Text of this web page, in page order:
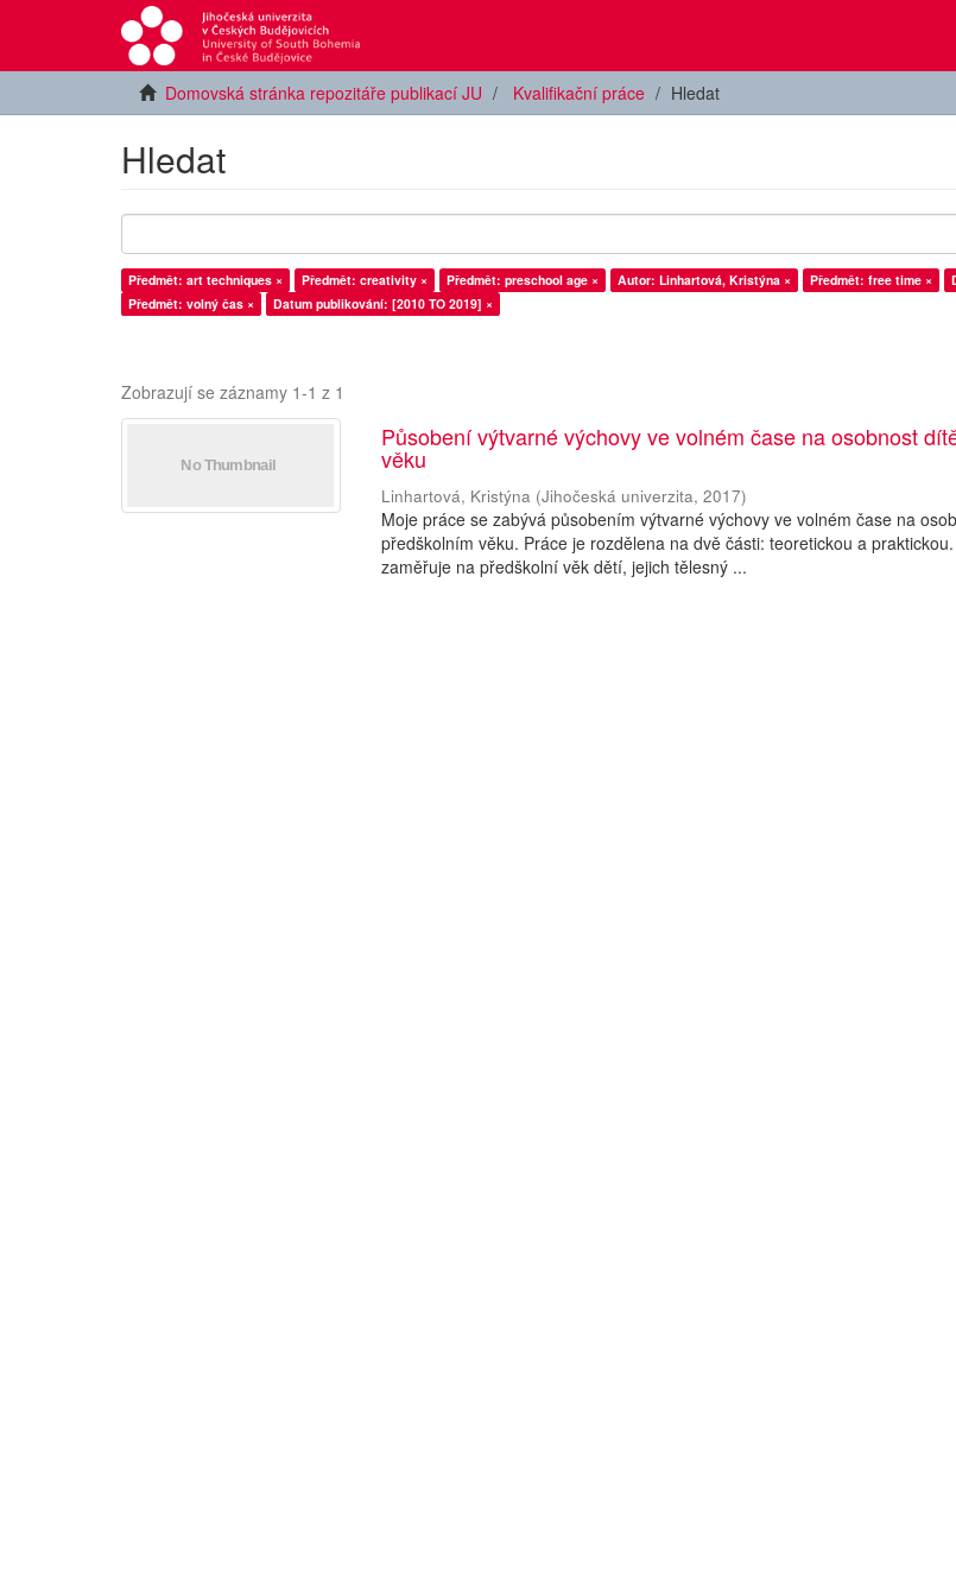
Domovská stránka repozitáře publikací JU Kvalifikační práce Hledat
Hledat
Předmět: art techniques × Předmět: creativity × Předmět: preschool age × Autor: Linhartová, Kristýna × Předmět: free time ×
Předmět: volný čas ×
Datum publikování: [2010 TO 2019] ×
Zobrazují se záznamy 1-1 z 1
Působení výtvarné výchovy ve volném čase na osobnost
věku
Linhartová, Kristýna (Jihočeská univerzita,2017)
Moje práce se zabývá působením výtvarné výchovy ve volném čase na
předškolním věku. Práce je rozdělena na dvě části: teoretickou a
zaměřuje na předškolní věk dětí, jejich tělesný ...